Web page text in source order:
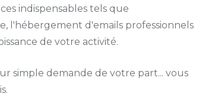
indispensables tels que
l'hébergement d'emails professionnels
de votre activité.
simple demande de votre part... vous